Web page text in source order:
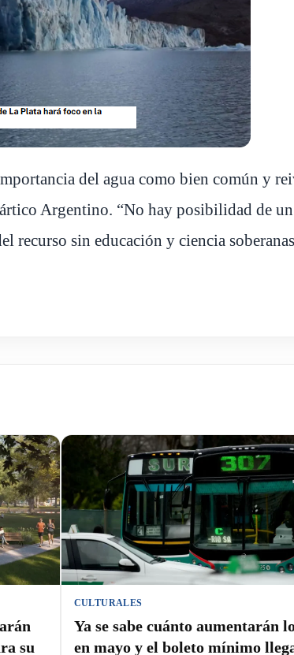
del agua como bien común y
Argentino. “No hay posibilidad de un
recurso sin educación y ciencia
su
CULTURALES
Ya se sabe cuánto aumentarán
en mayo y el boleto mínimo